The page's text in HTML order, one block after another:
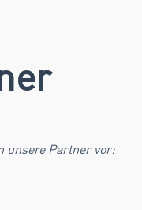
unsere Partner vor: